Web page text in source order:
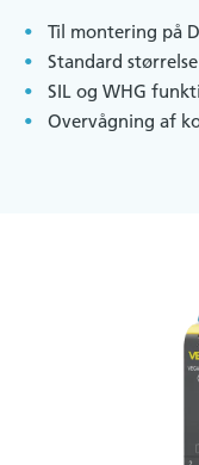
Til montering på
Standard
SIL og WHG
Overvågning af